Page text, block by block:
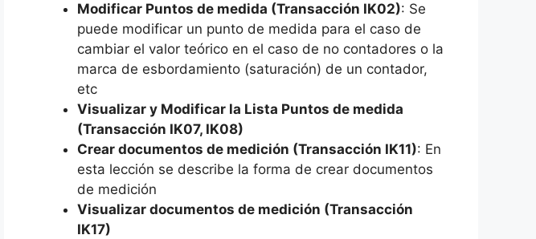
Modificar Puntos de medida (Transacción IK02): Se
puede modificar un punto de medida para el caso de
cambiar el valor teórico en el caso de no contadores o la
marca de esbordamiento (saturación) de un contador,
etc
Visualizar y Modificar la Lista Puntos de medida
(Transacción IK07, IK08)
Crear documentos de medición (Transacción IK11): En
esta lección se describe la forma de crear documentos
de medición
Visualizar documentos de medición (Transacción
IK17)